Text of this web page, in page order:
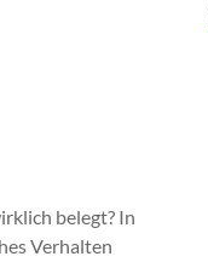
belegt? In
Verhalten